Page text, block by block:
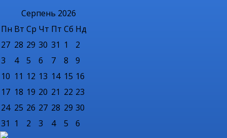
Серпень 2026
Пн Вт Ср Чт Пт Сб Нд
27 28 29 30 31 1
2
3
4 5 6 7 8
9
10 11 12 13 14 15 16
17 18 19 20 21 22 23
24 25 26 27 28 29 30
31 1 2 3 4 5 6